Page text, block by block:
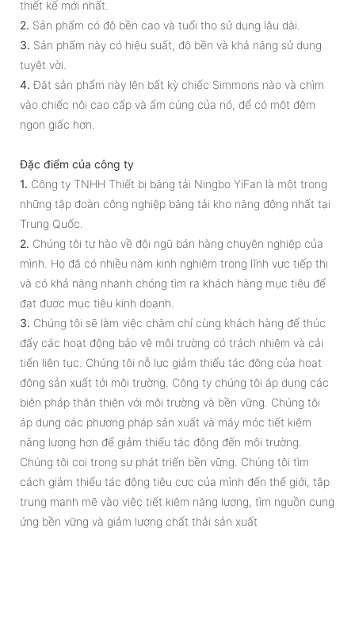
thiết kế mới nhất.
2. Sản phẩm có độ bền cao và tuổi thọ sử dụng lâu dài.
3. Sản phẩm này có hiệu suất, độ bền và khả năng sử dụng
tuyệt vời.
4. Đặt sản phẩm này lên bất kỳ chiếc Simmons nào và chìm
vào chiếc nôi cao cấp và ấm cúng của nó, để có một đêm
ngon giấc hơn.
Đặc điểm của công ty
1. Công ty TNHH Thiết bị băng tải Ningbo YiFan là một trong
những tập đoàn công nghiệp băng tải kho năng động nhất tại
Trung Quốc.
2. Chúng tôi tự hào về đội ngũ bán hàng chuyên nghiệp của
mình. Họ đã có nhiều năm kinh nghiệm trong lĩnh vực tiếp thị
và có khả năng nhanh chóng tìm ra khách hàng mục tiêu để
đạt được mục tiêu kinh doanh.
3. Chúng tôi sẽ làm việc chăm chỉ cùng khách hàng để thúc
đẩy các hoạt động bảo vệ môi trường có trách nhiệm và cải
tiến liên tục. Chúng tôi nỗ lực giảm thiểu tác động của hoạt
động sản xuất tới môi trường. Công ty chúng tôi áp dụng các
biện pháp thân thiện với môi trường và bền vững. Chúng tôi
áp dụng các phương pháp sản xuất và máy móc tiết kiệm
năng lượng hơn để giảm thiểu tác động đến môi trường.
Chúng tôi coi trọng sự phát triển bền vững. Chúng tôi tìm
cách giảm thiểu tác động tiêu cực của mình đến thế giới, tập
trung mạnh mẽ vào việc tiết kiệm năng lượng, tìm nguồn cung
ứng bền vững và giảm lượng chất thải sản xuất